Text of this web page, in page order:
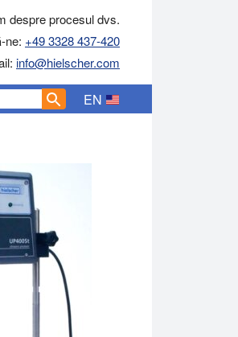
despre procesul dvs.
ne: +49 3328 437-420
info@hielscher.com
EN